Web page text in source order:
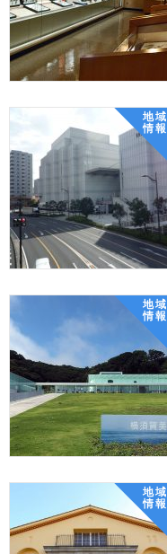
地域
情報
地域
情報
地域
情報